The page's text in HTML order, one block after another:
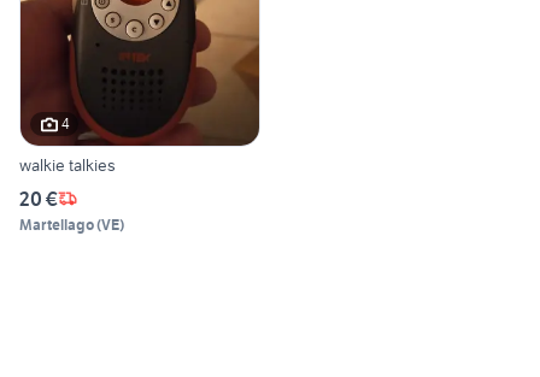
4
walkie talkies
20 €
Martellago(VE)